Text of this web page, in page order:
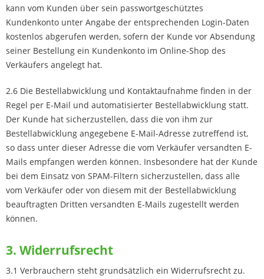
kann vom Kunden über sein passwortgeschütztes
Kundenkonto unter Angabe der entsprechenden Login-Daten
kostenlos abgerufen werden, sofern der Kunde vor Absendung
seiner Bestellung ein Kundenkonto im Online-Shop des
Verkäufers angelegt hat.
2.6 Die Bestellabwicklung und Kontaktaufnahme finden in der
Regel per E-Mail und automatisierter Bestellabwicklung statt.
Der Kunde hat sicherzustellen, dass die von ihm zur
Bestellabwicklung angegebene E-Mail-Adresse zutreffend ist,
so dass unter dieser Adresse die vom Verkäufer versandten E-
Mails empfangen werden können. Insbesondere hat der Kunde
bei dem Einsatz von SPAM-Filtern sicherzustellen, dass alle
vom Verkäufer oder von diesem mit der Bestellabwicklung
beauftragten Dritten versandten E-Mails zugestellt werden
können.
3. Widerrufsrecht
3.1 Verbrauchern steht grundsätzlich ein Widerrufsrecht zu.